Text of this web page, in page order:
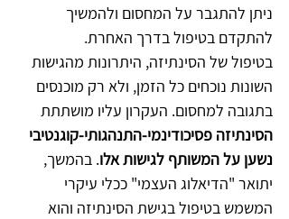
ניתן להתגבר על המחסום ולהמשיך
להתקדם בטיפול בדרך האחרת.
בטיפול של הסינתיזה, היתרונות מהגישות
השונות נוכחים כל הזמן, ולא רק מוכנסים
בתגובה למחסום. העקרון עליו מושתתת
הסינתיזה פסיכודינמי-התנהגותי-קוגנטיבי
נשען על המשותף לגישות אלו. בהמשך,
יתואר "הדיאלוג העצמי" ככלי עיקרי
המשמש בטיפול בגישת הסינתיזה והוא